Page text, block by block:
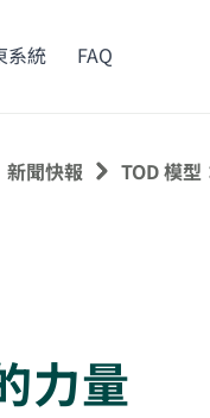
系統 FAQ
新聞快報 TOD 模
力量